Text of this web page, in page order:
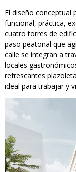
El diseño conceptual
funcional, práctica,
cuatro torres de
paso peatonal que
calle se integran a
locales
refrescantes
ideal para trabajar y